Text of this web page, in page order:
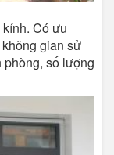
Có ưu
gian sử
số lượng